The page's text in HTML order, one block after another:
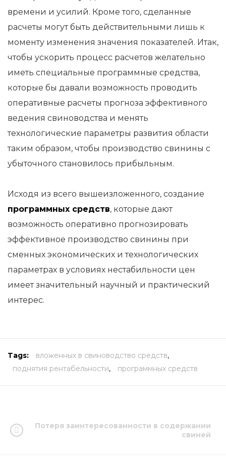
времени и усилий. Кроме того, сделанные
расчеты могут быть действительными лишь к
моменту изменения значения показателей. Итак,
чтобы ускорить процесс расчетов желательно
иметь специальные программные средства,
которые бы давали возможность проводить
оперативные расчеты прогноза эффективного
ведения свиноводства и менять
технологические параметры развития области
таким образом, чтобы производство свинины с
убыточного становилось прибыльным.
Исходя из всего вышеизложенного, создание
программных средств, которые дают
возможность оперативно прогнозировать
эффективное производство свинины при
сменных экономических и технологических
параметрах в условиях нестабильности цен
имеет значительный научный и практический
интерес.
Tags: вложенных в свиноводство средств,
поднятия рентабельности, программных средств
Потеря заинтересованности в содержании
свиней